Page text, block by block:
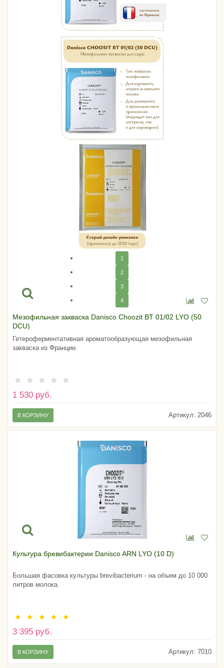
1
2
3
4
Мезофильная закваска Danisco Choozit BT 01/02 LYO (50
DCU)
Гетероферментативная ароматообразующая мезофильная
закваска из Франции.
1 530 руб.
Артикул: 2046
В КОРЗИНУ
Культура бревибактерии Danisco ARN LYO (10 D)
Большая фасовка культуры brevibacterium - на объем до 10 000
литров молока.
3 395 руб.
Артикул: 7010
В КОРЗИНУ